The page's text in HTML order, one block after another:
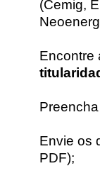
(Cemig,
Encontre
Envie os
PDF);